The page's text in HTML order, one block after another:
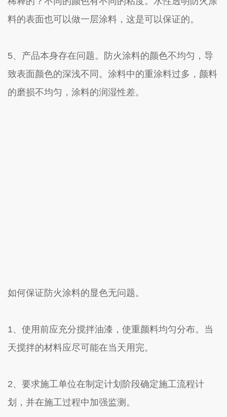
料的表面也可以做一层涂料，这是可以保证的。
5、产品本身存在问题。防火涂料的颜色不均匀，导
致表面颜色的深浅不同。涂料中的重涂料过多，颜料
的磨损不均匀，涂料的润湿性差。
如何保证防火涂料的显色无问题。
1、使用前应充分搅拌油漆，使重颜料均匀分布。当
天搅拌的材料应尽可能在当天用完。
2、要求施工单位在制定计划阶段确定施工流程计
划，并在施工过程中加强监测。